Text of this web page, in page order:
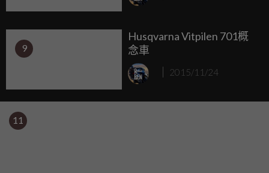
9
Husqvarna Vitpilen 701概
念車
2015/11/24
11